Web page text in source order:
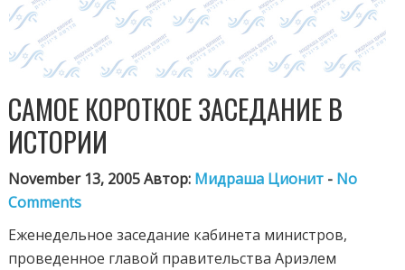
САМОЕ КОРОТКОЕ ЗАСЕДАНИЕ В
ИСТОРИИ
November 13, 2005 Автор: Мидраша Ционит - No
Comments
Еженедельное заседание кабинета министров,
проведенное главой правительства Ариэлем